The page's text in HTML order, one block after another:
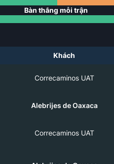
Bàn thắng mỗi trận
Khách
Correcaminos UAT
Alebrijes de Oaxaca
Correcaminos UAT